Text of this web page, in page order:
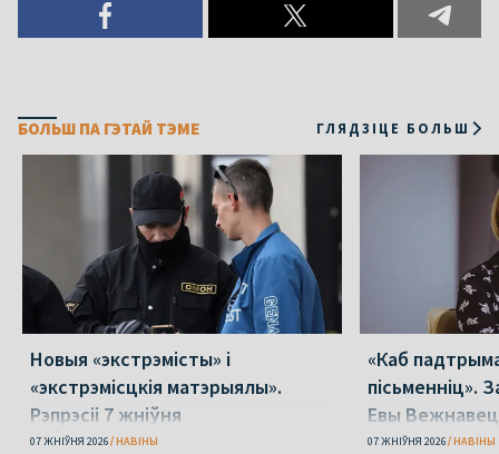
БОЛЬШ ПА ГЭТАЙ ТЭМЕ ГЛЯДЗІЦЕ БОЛЬШ
Новыя «экстрэмісты» і
«экстрэмісцкія матэрыялы».
Рэпрэсіі 7 жніўня
07 ЖНІЎНЯ 2026 НАВІНЫ
«Каб
пісьменніц».
Евы Вежнавец
07 ЖНІЎНЯ 2026 НАВІНЫ